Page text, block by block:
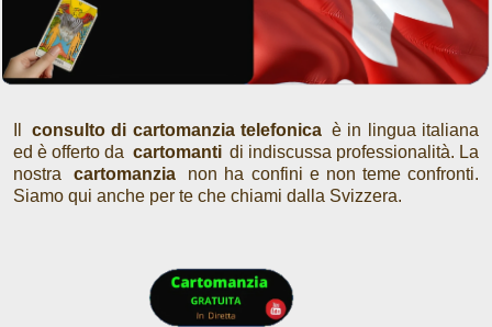
Cartomanzia
Amore
Tarocchi
consulto di cartomanzia telefonica è in lingua italiana
ed è offerto da cartomanti di indiscussa professionalità. La
nostra
cartomanzia
non ha confini e non teme confronti.
Siamo qui anche per te che chiami dalla Svizzera.